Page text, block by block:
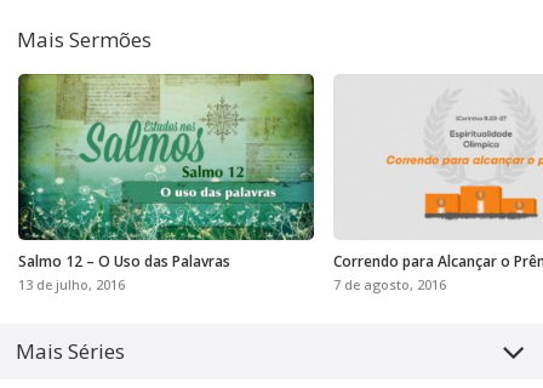
Mais Sermões
Salmo 12 – O Uso das Palavras
13 de julho, 2016
Correndo para Alcançar o
7 de agosto, 2016
Mais Séries